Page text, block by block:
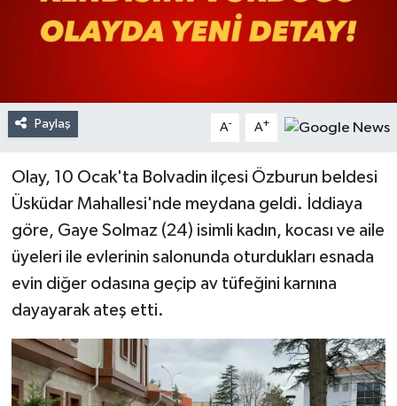
Paylaş A- A+
Olay, 10 Ocak'ta Bolvadin ilçesi Özburun beldesi
Üsküdar Mahallesi'nde meydana geldi. İddiaya
göre, Gaye Solmaz (24) isimli kadın, kocası ve aile
üyeleri ile evlerinin salonunda oturdukları esnada
evin diğer odasına geçip av tüfeğini karnına
dayayarak ateş etti.